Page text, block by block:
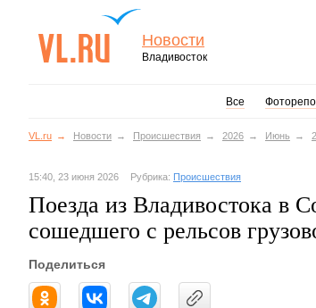
Новости
Владивосток
Все
VL.ru Новости Происшествия 2026 Июнь
15:40, 23 июня 2026 Рубрика: Происшествия
Поезда из Владивостока в
сошедшего с рельсов
Поделиться